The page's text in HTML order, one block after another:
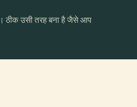
ठीक उसी तरह बना है जैसे आप